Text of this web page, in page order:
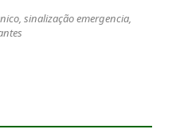
sinalização emergencia,